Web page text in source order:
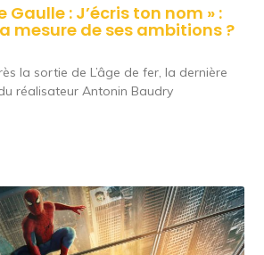
Gaulle : J’écris ton nom » :
mesure de ses ambitions ?
la sortie de L’âge de fer, la dernière
réalisateur Antonin Baudry